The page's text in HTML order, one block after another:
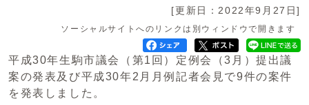
[更新日：2022年9月27日]
ソーシャルサイトへのリンクは別ウィンドウで開きます
平成30年生駒市議会（第1回）定例会（3月）提出議
案の発表及び平成30年2月月例記者会見で9件の案件
を発表しました。